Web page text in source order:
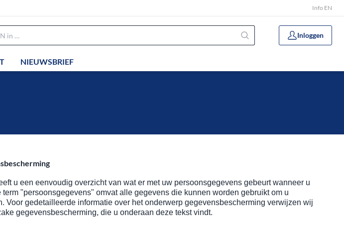
Info EN
Inloggen
NIEUWSBRIEF
u een eenvoudig overzicht van wat er met uw persoonsgegevens gebeurt wanneer u
"persoonsgegevens" omvat alle gegevens die kunnen worden gebruikt om u
Voor gedetailleerde informatie over het onderwerp gegevensbescherming verwijzen wij
gegevensbescherming, die u onderaan deze tekst vindt.